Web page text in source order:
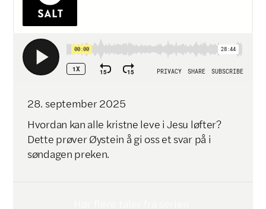
28. september2025
​Hvordan kan alle kristne leve i Jesu løfter?
Dette prøver Øystein å gi oss et svar på i
søndagen preken.